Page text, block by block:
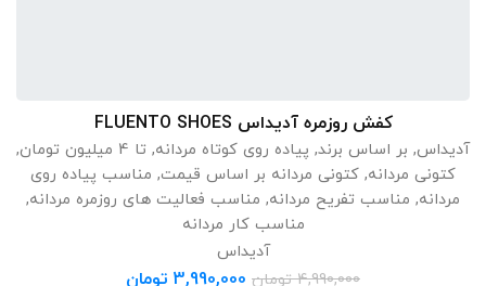
انتخاب گزینه ها
کفش روزمره آدیداس FLUENTO SHOES
آدیداس, بر اساس برند, پیاده روی کوتاه مردانه, تا 4 میلیون تومان
,
کتونی مردانه, کتونی مردانه بر اساس قیمت, مناسب پیاده روی
مردانه, مناسب تفریح مردانه, مناسب فعالیت های روزمره مردانه,
مناسب کار مردانه
آدیداس
4,990,000 تومان 3,990,000 تومان